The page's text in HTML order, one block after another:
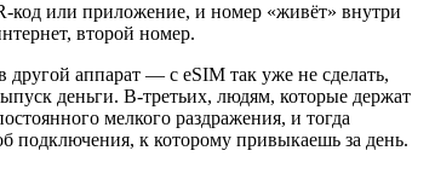
код или приложение, и номер «живёт» внутри
второй номер.
аппарат — с eSIM так уже не сделать,
деньги. В-третьих, людям, которые держат
мелкого раздражения, и тогда
подключения, к которому привыкаешь за день.